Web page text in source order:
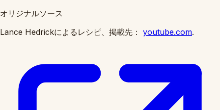
オリジナルソース
Lance Hedrickによるレシピ、掲載先： youtube.com.